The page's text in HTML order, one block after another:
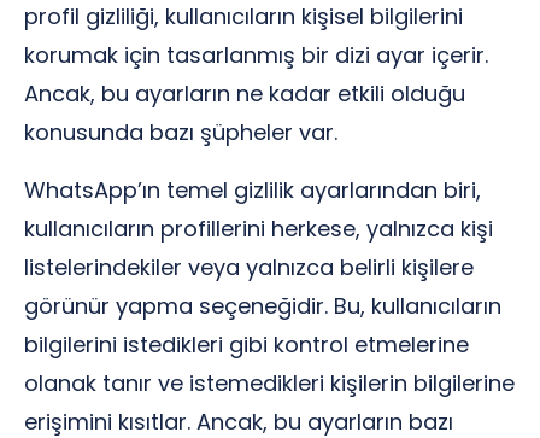
profil gizliliği, kullanıcıların kişisel bilgilerini
korumak için tasarlanmış bir dizi ayar içerir.
Ancak, bu ayarların ne kadar etkili olduğu
konusunda bazı şüpheler var.
WhatsApp’ın temel gizlilik ayarlarından biri,
kullanıcıların profillerini herkese, yalnızca kişi
listelerindekiler veya yalnızca belirli kişilere
görünür yapma seçeneğidir. Bu, kullanıcıların
bilgilerini istedikleri gibi kontrol etmelerine
olanak tanır ve istemedikleri kişilerin bilgilerine
erişimini kısıtlar. Ancak, bu ayarların bazı